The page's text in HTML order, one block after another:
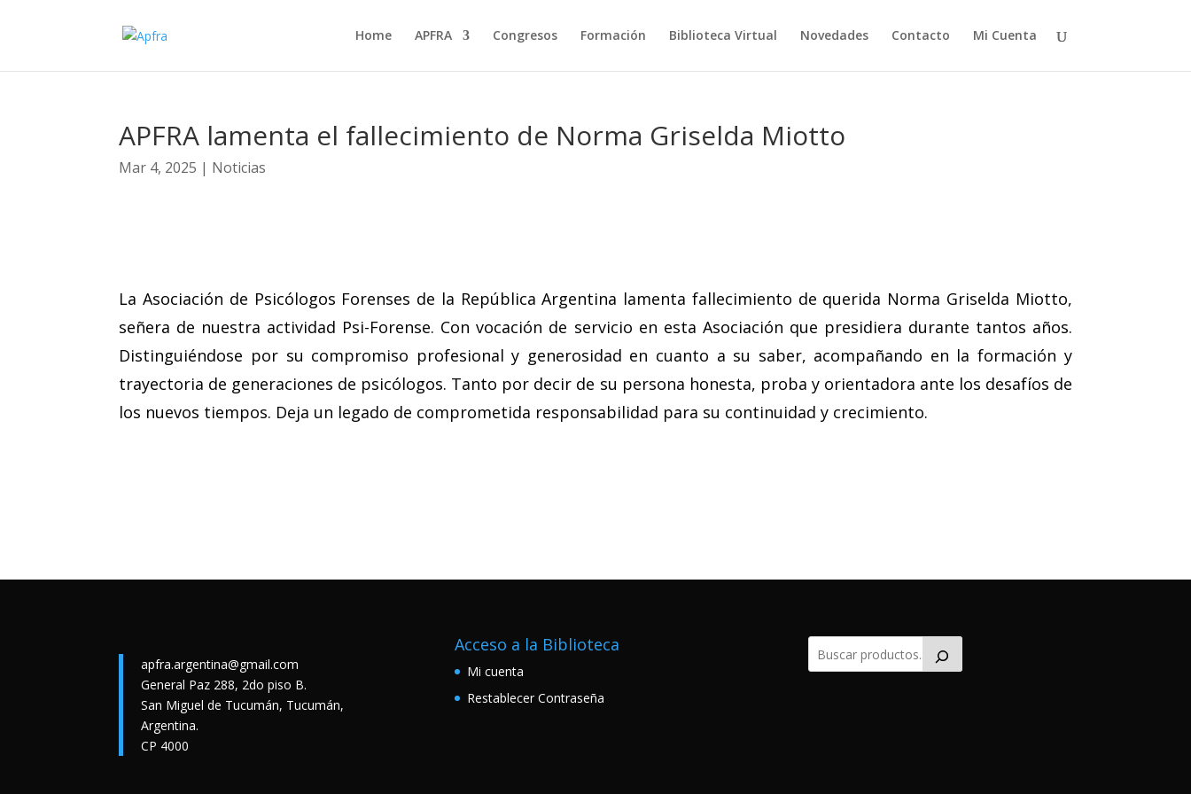
Home APFRA Congresos Formación Biblioteca Virtual Novedades Contacto Mi Cuenta
APFRA lamenta el fallecimiento de Norma Griselda Miotto
Mar 4, 2025 | Noticias
La Asociación de Psicólogos Forenses de la República Argentina lamenta fallecimiento de querida Norma Griselda Miotto,
señera de nuestra actividad Psi-Forense. Con vocación de servicio en esta Asociación que presidiera durante tantos años.
Distinguiéndose por su compromiso profesional y generosidad en cuanto a su saber, acompañando en la formación y
trayectoria de generaciones de psicólogos. Tanto por decir de su persona honesta, proba y orientadora ante los desafíos de
los nuevos tiempos. Deja un legado de comprometida responsabilidad para su continuidad y crecimiento.
apfra.argentina@gmail.com
General Paz 288, 2do piso B.
San Miguel de Tucumán, Tucumán,
Argentina.
CP 4000
Acceso a la Biblioteca
Mi cuenta
Restablecer Contraseña